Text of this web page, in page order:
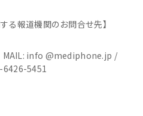
る報道機関のお問合せ先】
info @mediphone.jp /
6426-5451